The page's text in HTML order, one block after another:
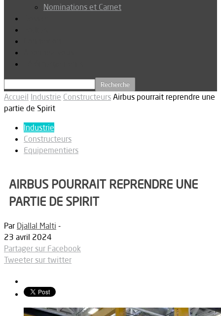
Nominations et Carnet
Accueil Industrie Constructeurs Airbus pourrait reprendre une
partie de Spirit
Industrie
Constructeurs
Equipementiers
AIRBUS POURRAIT REPRENDRE UNE
PARTIE DE SPIRIT
Par Djallal Malti -
23 avril 2024
Partager sur Facebook
Tweeter sur twitter